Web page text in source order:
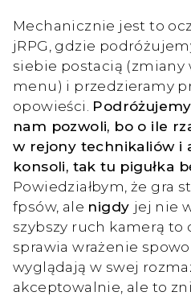
Mechanicznie jest to
jRPG, gdzie
siebie postacią (zmiany
menu) i przedzieramy
opowieści.
nam pozwoli, bo o ile
w rejony technikaliów i
konsoli, tak tu pigułka
Powiedziałbym, że gra
fpsów, ale nigdy jej nie
szybszy ruch kamerą to
sprawia wrażenie
wyglądają w swej
akceptowalnie, ale to